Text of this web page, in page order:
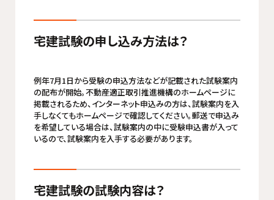
宅建試験の申し込み方法は？
例年7月1日から受験の申込方法などが記載された試験案内
の配布が開始。不動産適正取引推進機構のホームページに
掲載されるため、インターネット申込みの方は、試験案内を入
手しなくてもホームページで確認してください。郵送で申込み
を希望している場合は、試験案内の中に受験申込書が入って
いるので、試験案内を入手する必要があります。
宅建試験の試験内容は？